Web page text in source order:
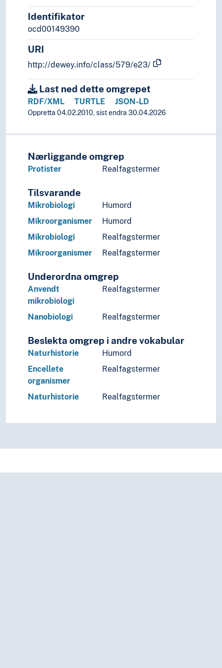
Identifikator
ocd00149390
URI
http://dewey.info/class/579/e23/
Last ned dette omgrepet
RDF/XML TURTLE JSON-LD
Oppretta 04.02.2010, sist endra 30.04.2026
Nærliggande omgrep
Protister Realfagstermer
Tilsvarande
Mikrobiologi
Humord
Mikroorganismer
Humord
Mikrobiologi
Realfagstermer
Mikroorganismer
Realfagstermer
Underordna omgrep
Anvendt
mikrobiologi
Realfagstermer
Nanobiologi Realfagstermer
Beslekta omgrep i andre vokabular
Naturhistorie
Humord
Encellete
organismer
Realfagstermer
Naturhistorie Realfagstermer